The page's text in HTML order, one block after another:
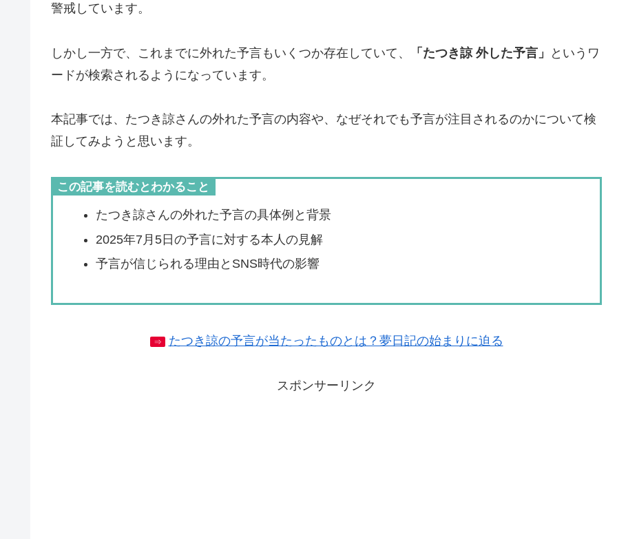
警戒しています。
しかし一方で、これまでに外れた予言もいくつか存在していて、 「たつき諒 外した予言」
というワ
ードが検索されるようになっています。
本記事では、たつき諒さんの外れた予言の内容や、なぜそれでも予言が注目されるのかについて検
証してみようと思います。
この記事を読むとわかること
たつき諒さんの外れた予言の具体例と背景
2025年7月5日の予言に対する本人の見解
予言が信じられる理由とSNS時代の影響
⇒ たつき諒の予言が当たったものとは？夢日記の始まりに迫る
スポンサーリンク